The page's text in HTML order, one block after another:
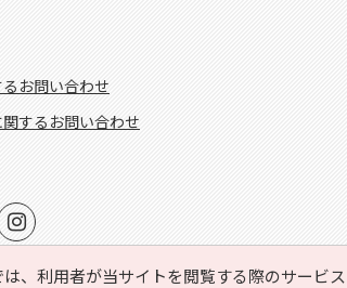
は、利用者が当サイトを閲覧する際のサービ
お問い合わせ
するお問い合わせ